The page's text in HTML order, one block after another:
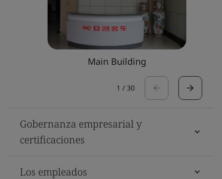
Main Building
1 / 30
Gobernanza empresarial y
certificaciones
Los empleados